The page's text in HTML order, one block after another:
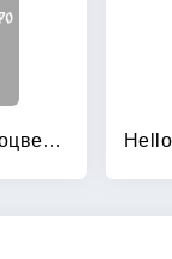
Hello kitty: Разноцветное настроение